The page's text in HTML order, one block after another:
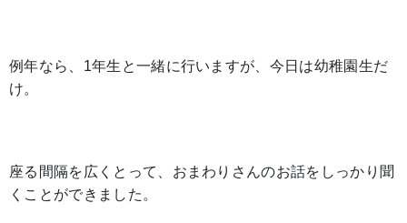
例年なら、1年生と一緒に行いますが、今日は幼稚園生だ
け。
座る間隔を広くとって、おまわりさんのお話をしっかり聞
くことができました。